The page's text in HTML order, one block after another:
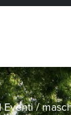
Eventi/